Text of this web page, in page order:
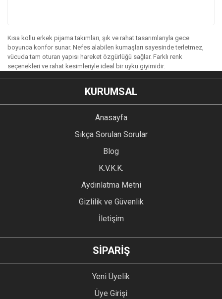
Kısa kollu erkek pijama takımları, şık ve rahat tasarımlarıyla gece
boyunca konfor sunar. Nefes alabilen kumaşları sayesinde terletmez,
vücuda tam oturan yapısı hareket özgürlüğü sağlar. Farklı renk
seçenekleri ve rahat kesimleriyle ideal bir uyku giyimidir.
KURUMSAL
Anasayfa
Sıkça Sorulan Sorular
Blog
K.V.K.K.
Aydınlatma Metni
Gizlilik ve Güvenlik
İletişim
SİPARİŞ
Yeni Üyelik
Üye Girişi